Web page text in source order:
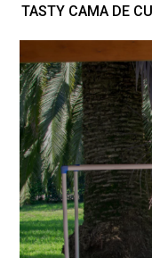
TASTY CAMA DE